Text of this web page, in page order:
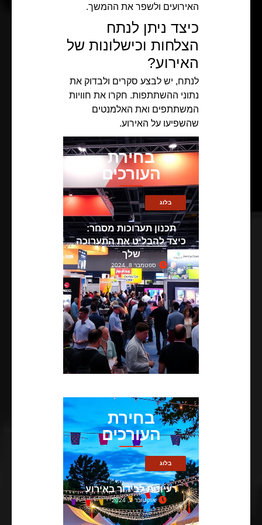
האירועים ולשפר את ההמשך.
כיצד ניתן לנתח
הצלחות וכישלונות של
האירוע?
לנתח, יש לבצע סקרים ולבדוק את
נתוני ההשתתפות. חקרו את חוויות
המשתתפים ואת האלמנטים
שהשפיעו על האירוע.
בחירת
העורכים
בלוג
תכנון תערוכות מסחר:
כיצד להבליט את התערוכה
שלך
ספטמבר 8, 2024
בחירת
העורכים
בלוג
רעיונות לבידור באירוע
אוקטובר 2, 2024